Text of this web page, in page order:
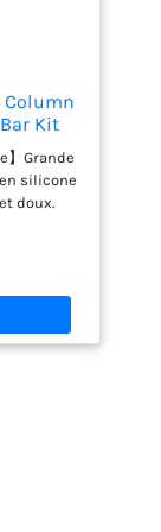
servir !
Column
Kit
】Grande
silicone
doux.
avec
à la
durabilité